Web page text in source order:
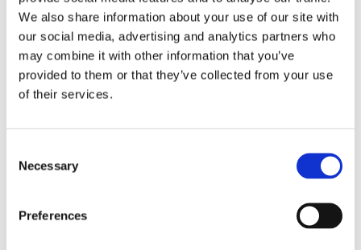
We also share information about your use of our site with
our social media, advertising and analytics partners who
may combine it with other information that you’ve
provided to them or that they’ve collected from your use
of their services.
Selection
Necessary
Preferences
Tip aparat
Invertor .
1-10 mm
270 V